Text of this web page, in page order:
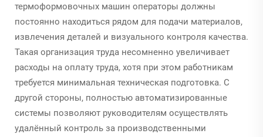
термоформовочных машин операторы должны
постоянно находиться рядом для подачи материалов,
извлечения деталей и визуального контроля качества.
Такая организация труда несомненно увеличивает
расходы на оплату труда, хотя при этом работникам
требуется минимальная техническая подготовка. С
другой стороны, полностью автоматизированные
системы позволяют руководителям осуществлять
удалённый контроль за производственными